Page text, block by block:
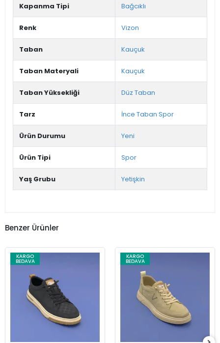
Kapanma Tipi Bağcıklı
Renk Vizon
Taban Kauçuk
Taban Materyali Kauçuk
Taban Yüksekliği Düz Taban
Tarz İnce Taban Spor
Ürün Durumu Yeni
Ürün Tipi Spor
Yaş Grubu Yetişkin
Benzer Ürünler
KARGO
BEDAVA
KARGO
BEDAVA